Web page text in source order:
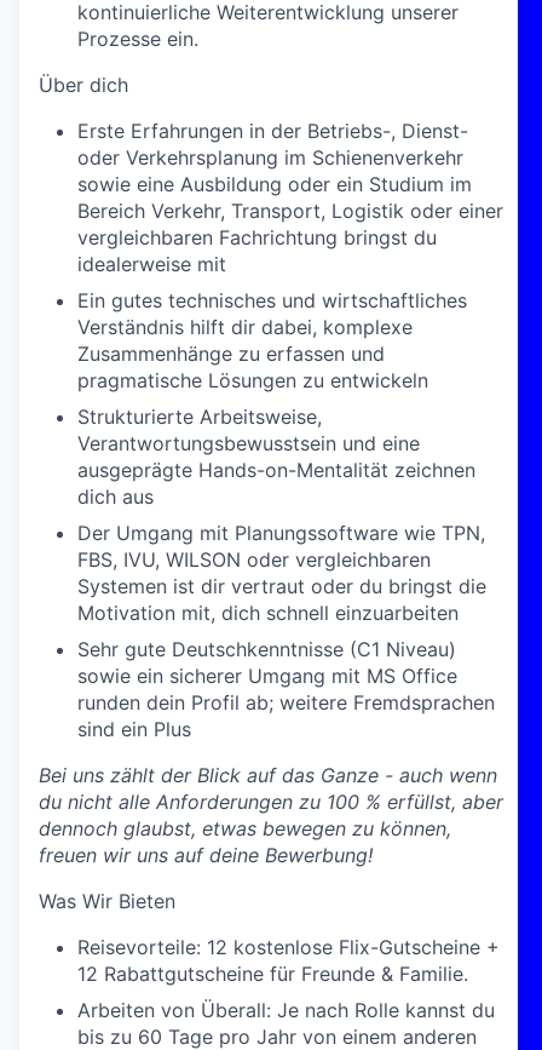
kontinuierliche Weiterentwicklung unserer
Prozesse ein.
Über dich
Erste Erfahrungen in der Betriebs-, Dienst-
oder Verkehrsplanung im Schienenverkehr
sowie eine Ausbildung oder ein Studium im
Bereich Verkehr, Transport, Logistik oder einer
vergleichbaren Fachrichtung bringst du
idealerweise mit
Ein gutes technisches und wirtschaftliches
Verständnis hilft dir dabei, komplexe
Zusammenhänge zu erfassen und
pragmatische Lösungen zu entwickeln
Strukturierte Arbeitsweise,
Verantwortungsbewusstsein und eine
ausgeprägte Hands-on-Mentalität zeichnen
dich aus
Der Umgang mit Planungssoftware wie TPN,
FBS, IVU, WILSON oder vergleichbaren
Systemen ist dir vertraut oder du bringst die
Motivation mit, dich schnell einzuarbeiten
Sehr gute Deutschkenntnisse (C1 Niveau)
sowie ein sicherer Umgang mit MS Office
runden dein Profil ab; weitere Fremdsprachen
sind ein Plus
Bei uns zählt der Blick auf das Ganze - auch wenn
du nicht alle Anforderungen zu 100 % erfüllst, aber
dennoch glaubst, etwas bewegen zu können,
freuen wir uns auf deine Bewerbung!
Was Wir Bieten
Reisevorteile: 12 kostenlose Flix-Gutscheine +
12 Rabattgutscheine für Freunde & Familie.
Arbeiten von Überall: Je nach Rolle kannst du
bis zu 60 Tage pro Jahr von einem anderen